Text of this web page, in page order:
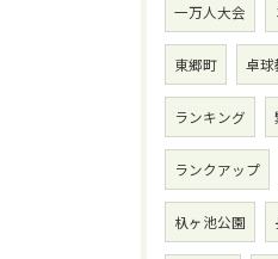
一万人大会
東郷町 卓球
ランキング
ランクアップ
杁ヶ池公園